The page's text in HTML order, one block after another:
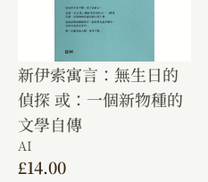
新伊索寓言：無生日的
偵探 或：一個新物種的
文學自傳
AI
£14.00